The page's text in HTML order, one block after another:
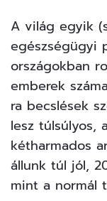
A világ egyik
egészségügyi
országokban
emberek
ra becslések
lesz túlsúlyos,
kétharmados
állunk túl jól,
mint a normál